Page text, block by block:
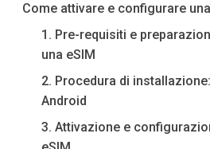
Come attivare e configurare
1. Pre-requisiti e
una eSIM
2. Procedura di
Android
3. Attivazione e